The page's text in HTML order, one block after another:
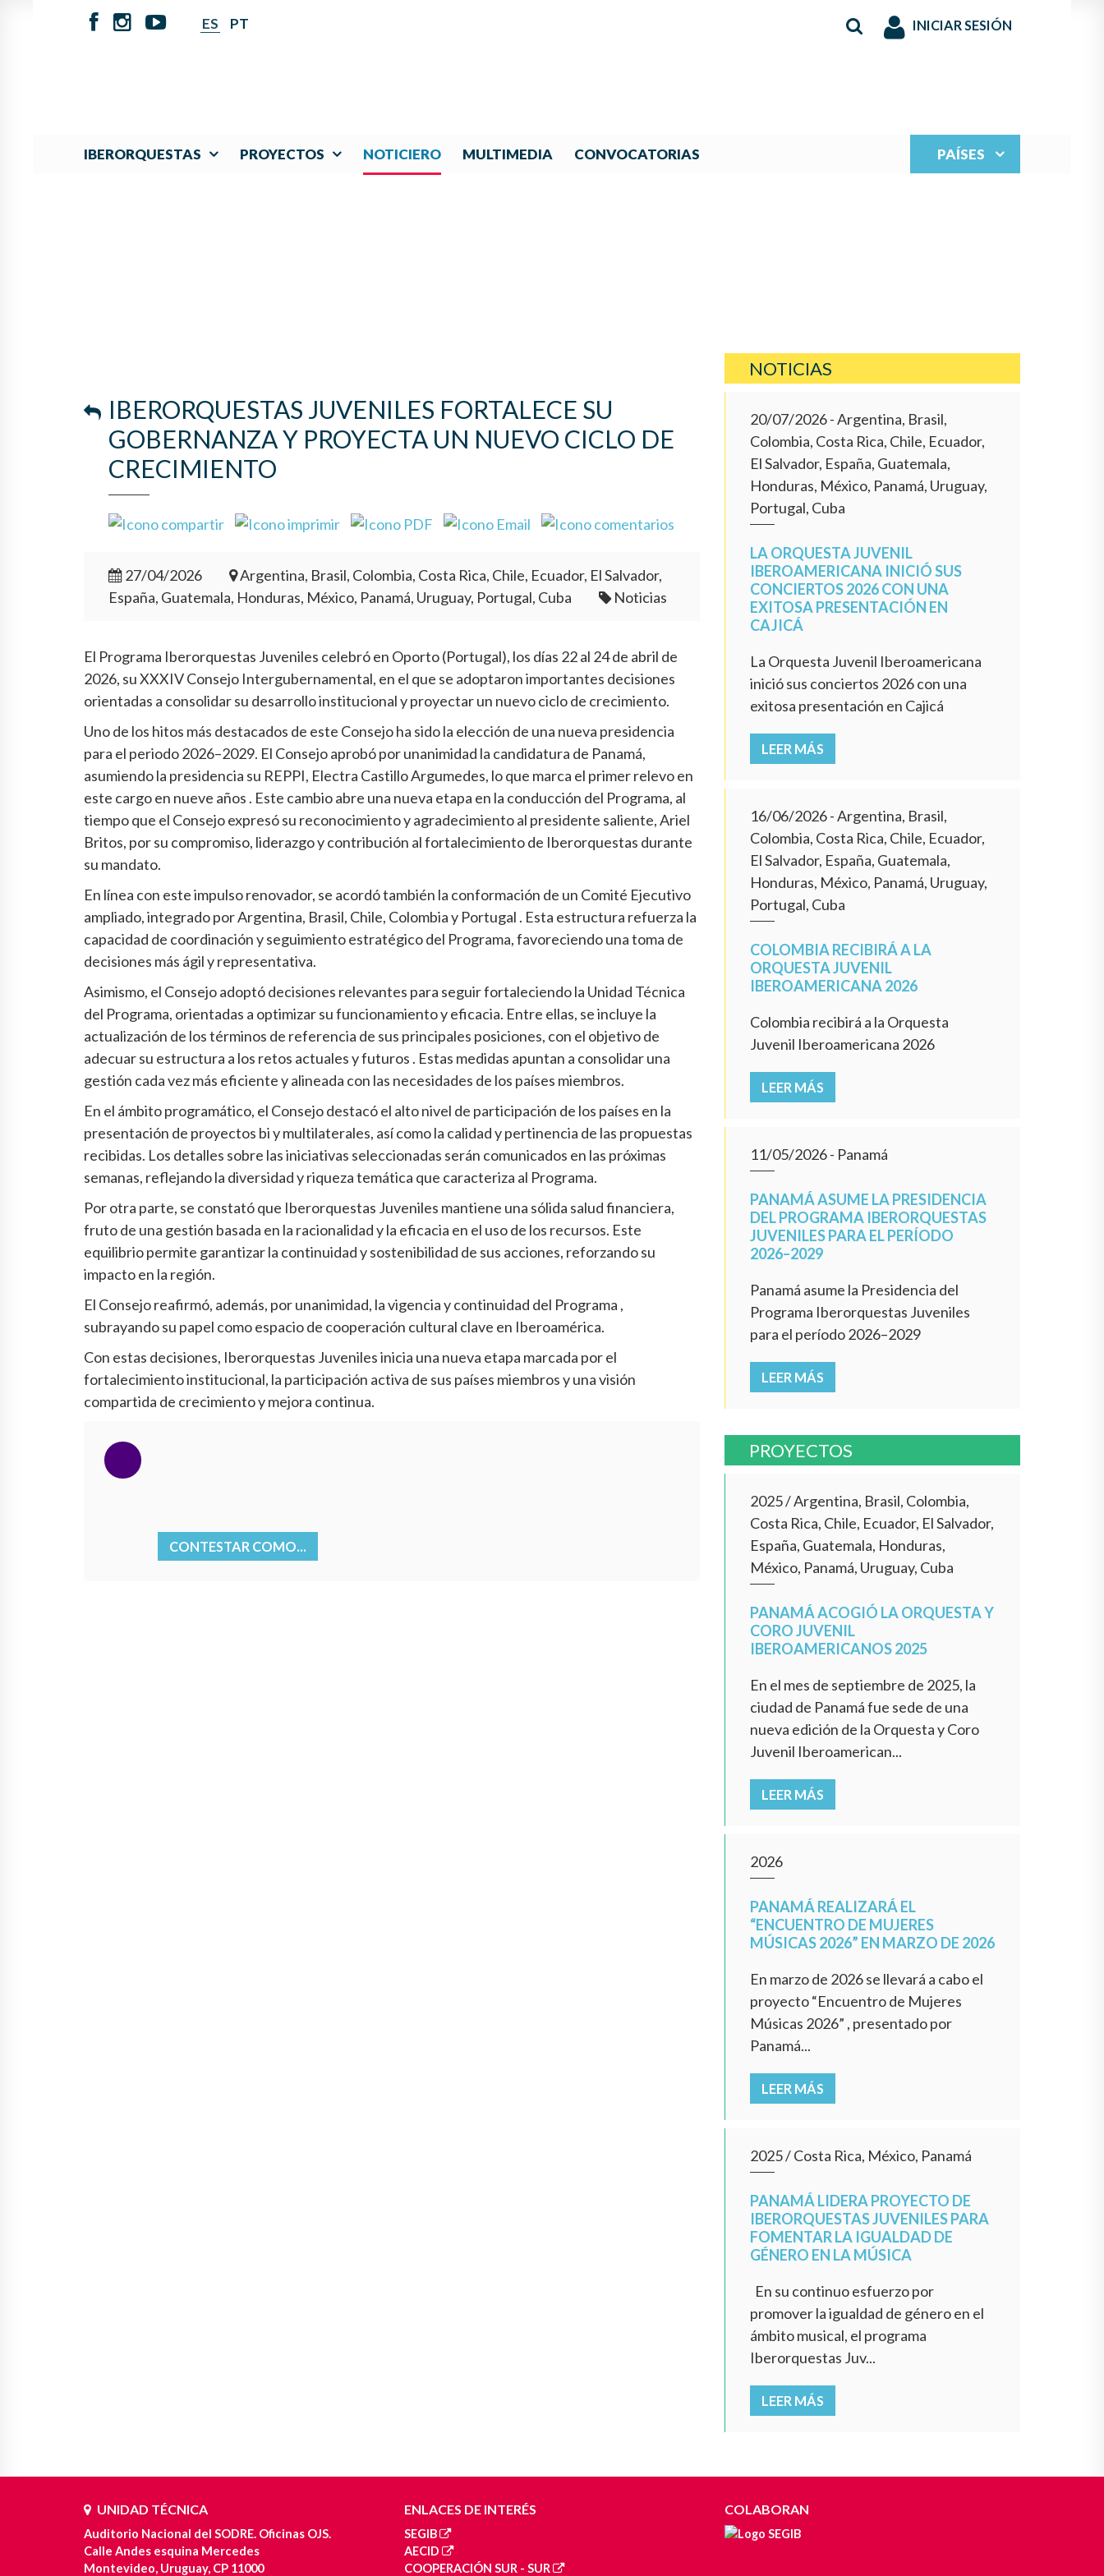
ES PT INICIAR SESIÓN
IBERORQUESTAS PROYECTOS NOTICIERO MULTIMEDIA CONVOCATORIAS PAÍSES
IBERORQUESTAS JUVENILES FORTALECE SU
GOBERNANZA Y PROYECTA UN NUEVO CICLO DE
CRECIMIENTO
27/04/2026
Argentina, Brasil, Colombia, Costa Rica, Chile, Ecuador, El Salvador,
España, Guatemala, Honduras, México, Panamá, Uruguay, Portugal, Cuba
Noticias
El Programa Iberorquestas Juveniles celebró en Oporto (Portugal), los días 22 al 24 de abril de
2026, su XXXIV Consejo Intergubernamental, en el que se adoptaron importantes decisiones
orientadas a consolidar su desarrollo institucional y proyectar un nuevo ciclo de crecimiento.
Uno de los hitos más destacados de este Consejo ha sido la elección de una nueva presidencia
para el periodo 2026–2029. El Consejo aprobó por unanimidad la candidatura de Panamá,
asumiendo la presidencia su REPPI, Electra Castillo Argumedes, lo que marca el primer relevo en
este cargo en nueve años . Este cambio abre una nueva etapa en la conducción del Programa, al
tiempo que el Consejo expresó su reconocimiento y agradecimiento al presidente saliente, Ariel
Britos, por su compromiso, liderazgo y contribución al fortalecimiento de Iberorquestas durante
su mandato.
En línea con este impulso renovador, se acordó también la conformación de un Comité Ejecutivo
ampliado, integrado por Argentina, Brasil, Chile, Colombia y Portugal . Esta estructura refuerza la
capacidad de coordinación y seguimiento estratégico del Programa, favoreciendo una toma de
decisiones más ágil y representativa.
Asimismo, el Consejo adoptó decisiones relevantes para seguir fortaleciendo la Unidad Técnica
del Programa, orientadas a optimizar su funcionamiento y eficacia. Entre ellas, se incluye la
actualización de los términos de referencia de sus principales posiciones, con el objetivo de
adecuar su estructura a los retos actuales y futuros . Estas medidas apuntan a consolidar una
gestión cada vez más eficiente y alineada con las necesidades de los países miembros.
En el ámbito programático, el Consejo destacó el alto nivel de participación de los países en la
presentación de proyectos bi y multilaterales, así como la calidad y pertinencia de las propuestas
recibidas. Los detalles sobre las iniciativas seleccionadas serán comunicados en las próximas
semanas, reflejando la diversidad y riqueza temática que caracteriza al Programa.
Por otra parte, se constató que Iberorquestas Juveniles mantiene una sólida salud financiera,
fruto de una gestión basada en la racionalidad y la eficacia en el uso de los recursos. Este
equilibrio permite garantizar la continuidad y sostenibilidad de sus acciones, reforzando su
impacto en la región.
El Consejo reafirmó, además, por unanimidad, la vigencia y continuidad del Programa ,
subrayando su papel como espacio de cooperación cultural clave en Iberoamérica.
Con estas decisiones, Iberorquestas Juveniles inicia una nueva etapa marcada por el
fortalecimiento institucional, la participación activa de sus países miembros y una visión
compartida de crecimiento y mejora continua.
CONTESTAR COMO...
NOTICIAS
20/07/2026- Argentina, Brasil,
Colombia, Costa Rica, Chile, Ecuador,
El Salvador, España, Guatemala,
Honduras, México, Panamá, Uruguay,
Portugal, Cuba
LA ORQUESTA JUVENIL
IBEROAMERICANA INICIÓ SUS
CONCIERTOS 2026 CON UNA
EXITOSA PRESENTACIÓN EN
CAJICÁ
La Orquesta Juvenil Iberoamericana
inició sus conciertos 2026 con una
exitosa presentación en Cajicá
LEER MÁS
16/06/2026- Argentina, Brasil,
Colombia, Costa Rica, Chile, Ecuador,
El Salvador, España, Guatemala,
Honduras, México, Panamá, Uruguay,
Portugal, Cuba
COLOMBIA RECIBIRÁ A LA
ORQUESTA JUVENIL
IBEROAMERICANA 2026
Colombia recibirá a la Orquesta
Juvenil Iberoamericana 2026
LEER MÁS
11/05/2026- Panamá
PANAMÁ ASUME LA PRESIDENCIA
DEL PROGRAMA IBERORQUESTAS
JUVENILES PARA EL PERÍODO
2026–2029
Panamá asume la Presidencia del
Programa Iberorquestas Juveniles
para el período 2026–2029
LEER MÁS
PROYECTOS
2025/Argentina, Brasil, Colombia,
Costa Rica, Chile, Ecuador, El Salvador,
España, Guatemala, Honduras,
México, Panamá, Uruguay, Cuba
PANAMÁ ACOGIÓ LA ORQUESTA Y
CORO JUVENIL
IBEROAMERICANOS 2025
En el mes de septiembre de 2025, la
ciudad de Panamá fue sede de una
nueva edición de la Orquesta y Coro
Juvenil Iberoamerican...
LEER MÁS
2026
PANAMÁ REALIZARÁ EL
“ENCUENTRO DE MUJERES
MÚSICAS 2026” EN MARZO DE 2026
En marzo de 2026 se llevará a cabo el
proyecto “Encuentro de Mujeres
Músicas 2026” , presentado por
Panamá...
LEER MÁS
2025/Costa Rica, México, Panamá
PANAMÁ LIDERA PROYECTO DE
IBERORQUESTAS JUVENILES PARA
FOMENTAR LA IGUALDAD DE
GÉNERO EN LA MÚSICA
En su continuo esfuerzo por
promover la igualdad de género en el
ámbito musical, el programa
Iberorquestas Juv...
LEER MÁS
UNIDAD TÉCNICA
Auditorio Nacional del SODRE. Oficinas OJS.
Calle Andes esquina Mercedes
Montevideo, Uruguay, CP 11000
ENLACES DE INTERÉS
SEGIB
AECID
COOPERACIÓN SUR - SUR
COLABORAN